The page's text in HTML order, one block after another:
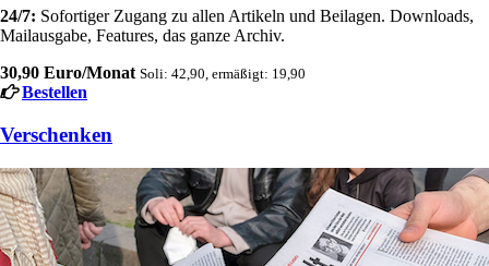
24/7: Sofortiger Zugang zu allen Artikeln und Beilagen. Downloads,
Mailausgabe, Features, das ganze Archiv.
30,90 Euro/Monat Soli: 42,90, ermäßigt: 19,90
Bestellen
Verschenken